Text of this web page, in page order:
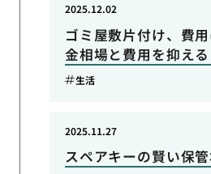
ゴミ屋敷片付け、費
金相場と費用を抑え
2025.12.02
生活
スペアキーの賢い保
2025.11.27